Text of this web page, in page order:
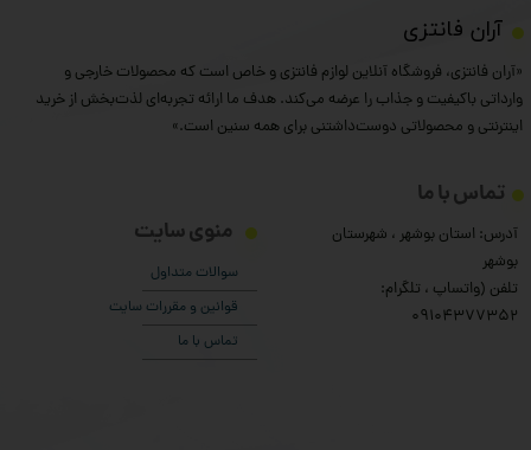
​آران فانتزی
«آران فانتزی، فروشگاه آنلاین لوازم فانتزی و خاص است که محصولات خارجی و
وارداتی باکیفیت و جذاب را عرضه می‌کند. هدف ما ارائه تجربه‌ای لذت‌بخش از خرید
اینترنتی و محصولاتی دوست‌داشتنی برای همه سنین است.»
منوی سایت
سوالات متداول
قوانین و مقررات سایت
تماس با ما
تماس با ما
آدرس: استان بوشهر ، شهرستان
بوشهر
تلفن (واتساپ ، تلگرام:
۰9104377352